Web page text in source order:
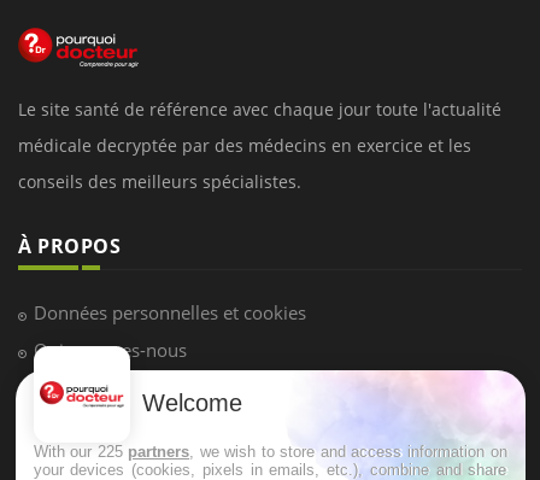
Le site santé de référence avec chaque jour toute l'actualité
médicale decryptée par des médecins en exercice et les
conseils des meilleurs spécialistes.
À PROPOS
Données personnelles et cookies
Qui sommes-nous
Conditions d'utilisation
Mentions Légales
Welcome
With our 225 partners , we wish to store and access information on
your devices (cookies, pixels in emails, etc.), combine and share